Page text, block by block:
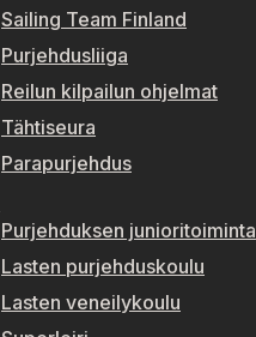
Sailing Team Finland
Purjehdusliiga
Reilun kilpailun ohjelmat
Tähtiseura
Parapurjehdus
Purjehduksen junioritoiminta
Lasten purjehduskoulu
Lasten veneilykoulu